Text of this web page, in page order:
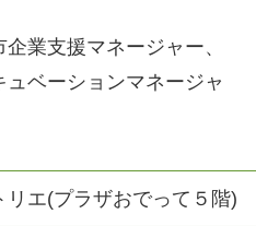
業支援マネージャー、
ベーションマネージャ
エ(プラザおでって５階)